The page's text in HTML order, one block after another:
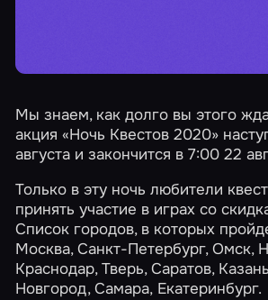
Мы знаем, как долго вы этого
акция«Ночь Квестов 2020»
августа и закончится в 7:00 22
Только в эту ночь любители
принять участие в играх со
Список городов, в которых
Москва,Санкт-Петербург,Омск,
Краснодар,Тверь,Саратов, Казань
Новгород,Самара, Екатеринбург.